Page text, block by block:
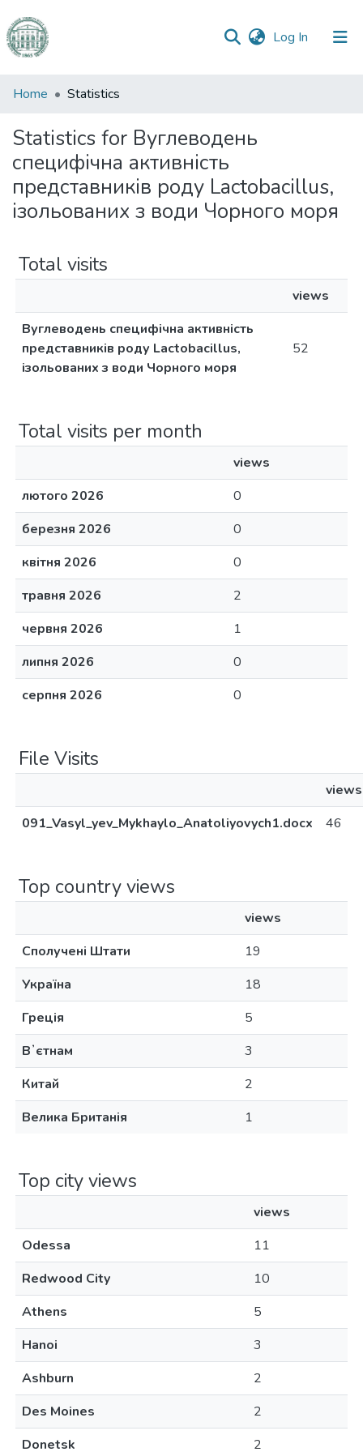
Log In (current)
Communities
Collections
All of DSpace
Home Statistics
Statistics for Вуглеводень
специфічна активність
представників роду Lactobacillus,
ізольованих з води Чорного моря
Total visits
views
Вуглеводень специфічна активність
представників роду Lactobacillus,
ізольованих з води Чорного моря
52
Total visits per month
views
лютого 2026
0
березня 2026
0
квітня 2026
0
травня 2026
2
червня 2026
1
липня 2026
0
серпня 2026
0
File Visits
views
091_Vasyl_yev_Mykhaylo_Anatoliyovych1.docx
46
Top country views
views
Сполучені Штати
19
Україна
18
Греція
5
Вʼєтнам
3
Китай
2
Велика Британія
1
Top city views
views
Odessa
11
Redwood City
10
Athens
5
Hanoi
3
Ashburn
2
Des Moines
2
Donetsk
2